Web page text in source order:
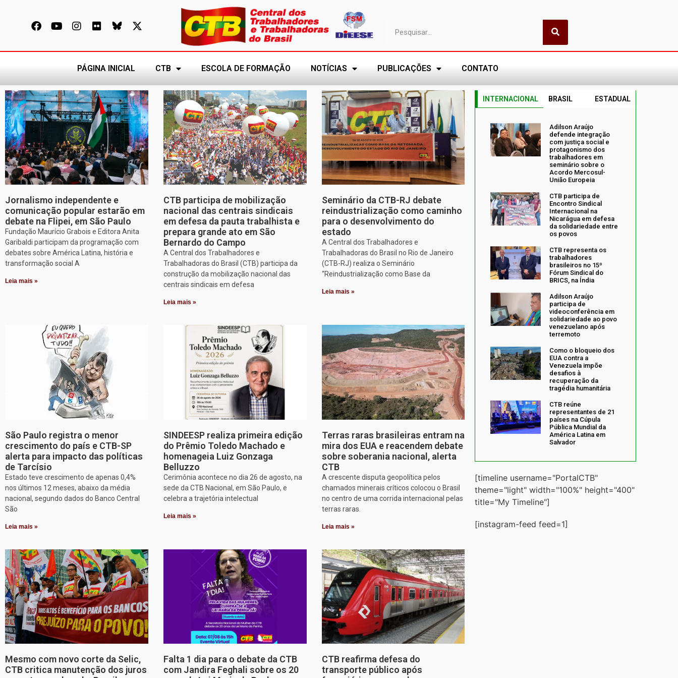
PÁGINA INICIAL CTB ESCOLA DE FORMAÇÃO NOTÍCIAS PUBLICAÇÕES CONTATO
Jornalismo independente e
comunicação popular estarão em
debate na Flipei, em São Paulo
Fundação Maurício Grabois e Editora Anita
Garibaldi participam da programação com
debates sobre América Latina, história e
transformação social A
Leia mais »
CTB participa de mobilização
nacional das centrais sindicais
em defesa da pauta trabalhista e
prepara grande ato em São
Bernardo do Campo
A Central dos Trabalhadores e
Trabalhadoras do Brasil (CTB) participa da
construção da mobilização nacional das
centrais sindicais em defesa
Leia mais »
Seminário da CTB-RJ debate
reindustrialização como caminho
para o desenvolvimento do
estado
A Central dos Trabalhadores e
Trabalhadoras do Brasil no Rio de Janeiro
(CTB-RJ) realiza o Seminário
“Reindustrialização como Base da
Leia mais »
São Paulo registra o menor
crescimento do país e CTB-SP
alerta para impacto das políticas
de Tarcísio
Estado teve crescimento de apenas 0,4%
nos últimos 12 meses, abaixo da média
nacional, segundo dados do Banco Central
São
Leia mais »
SINDEESP realiza primeira edição
do Prêmio Toledo Machado e
homenageia Luiz Gonzaga
Belluzzo
Cerimônia acontece no dia 26 de agosto, na
sede da CTB Nacional, em São Paulo, e
celebra a trajetória intelectual
Leia mais »
Terras raras brasileiras entram na
mira dos EUA e reacendem debate
sobre soberania nacional, alerta
CTB
A crescente disputa geopolítica pelos
chamados minerais críticos colocou o Brasil
no centro de uma corrida internacional pelas
terras raras.
Leia mais »
Mesmo com novo corte da Selic,
CTB critica manutenção dos juros
Falta 1 dia para o debate da CTB
com Jandira Feghali sobre os 20
CTB reafirma defesa do
transporte público após
INTERNACIONAL BRASIL ESTADUAL
Adilson Araújo
defende integração
com justiça social e
protagonismo dos
trabalhadores em
seminário sobre o
Acordo Mercosul-
União Europeia
CTB participa de
Encontro Sindical
Internacional na
Nicarágua em defesa
da solidariedade entre
os povos
CTB representa os
trabalhadores
brasileiros no 15º
Fórum Sindical do
BRICS, na Índia
Adilson Araújo
participa de
videoconferência em
solidariedade ao povo
venezuelano após
terremoto
Como o bloqueio dos
EUA contra a
Venezuela impõe
desafios à
recuperação da
tragédia humanitária
CTB reúne
representantes de 21
países na Cúpula
Pública Mundial da
América Latina em
Salvador
[timeline username="PortalCTB"
theme="light" width="100%" height="400"
title="My Timeline"]
[instagram-feed feed=1]